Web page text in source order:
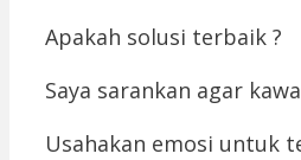
Apakah solusi terbaik ?
Saya sarankan agar
Usahakan emosi untuk